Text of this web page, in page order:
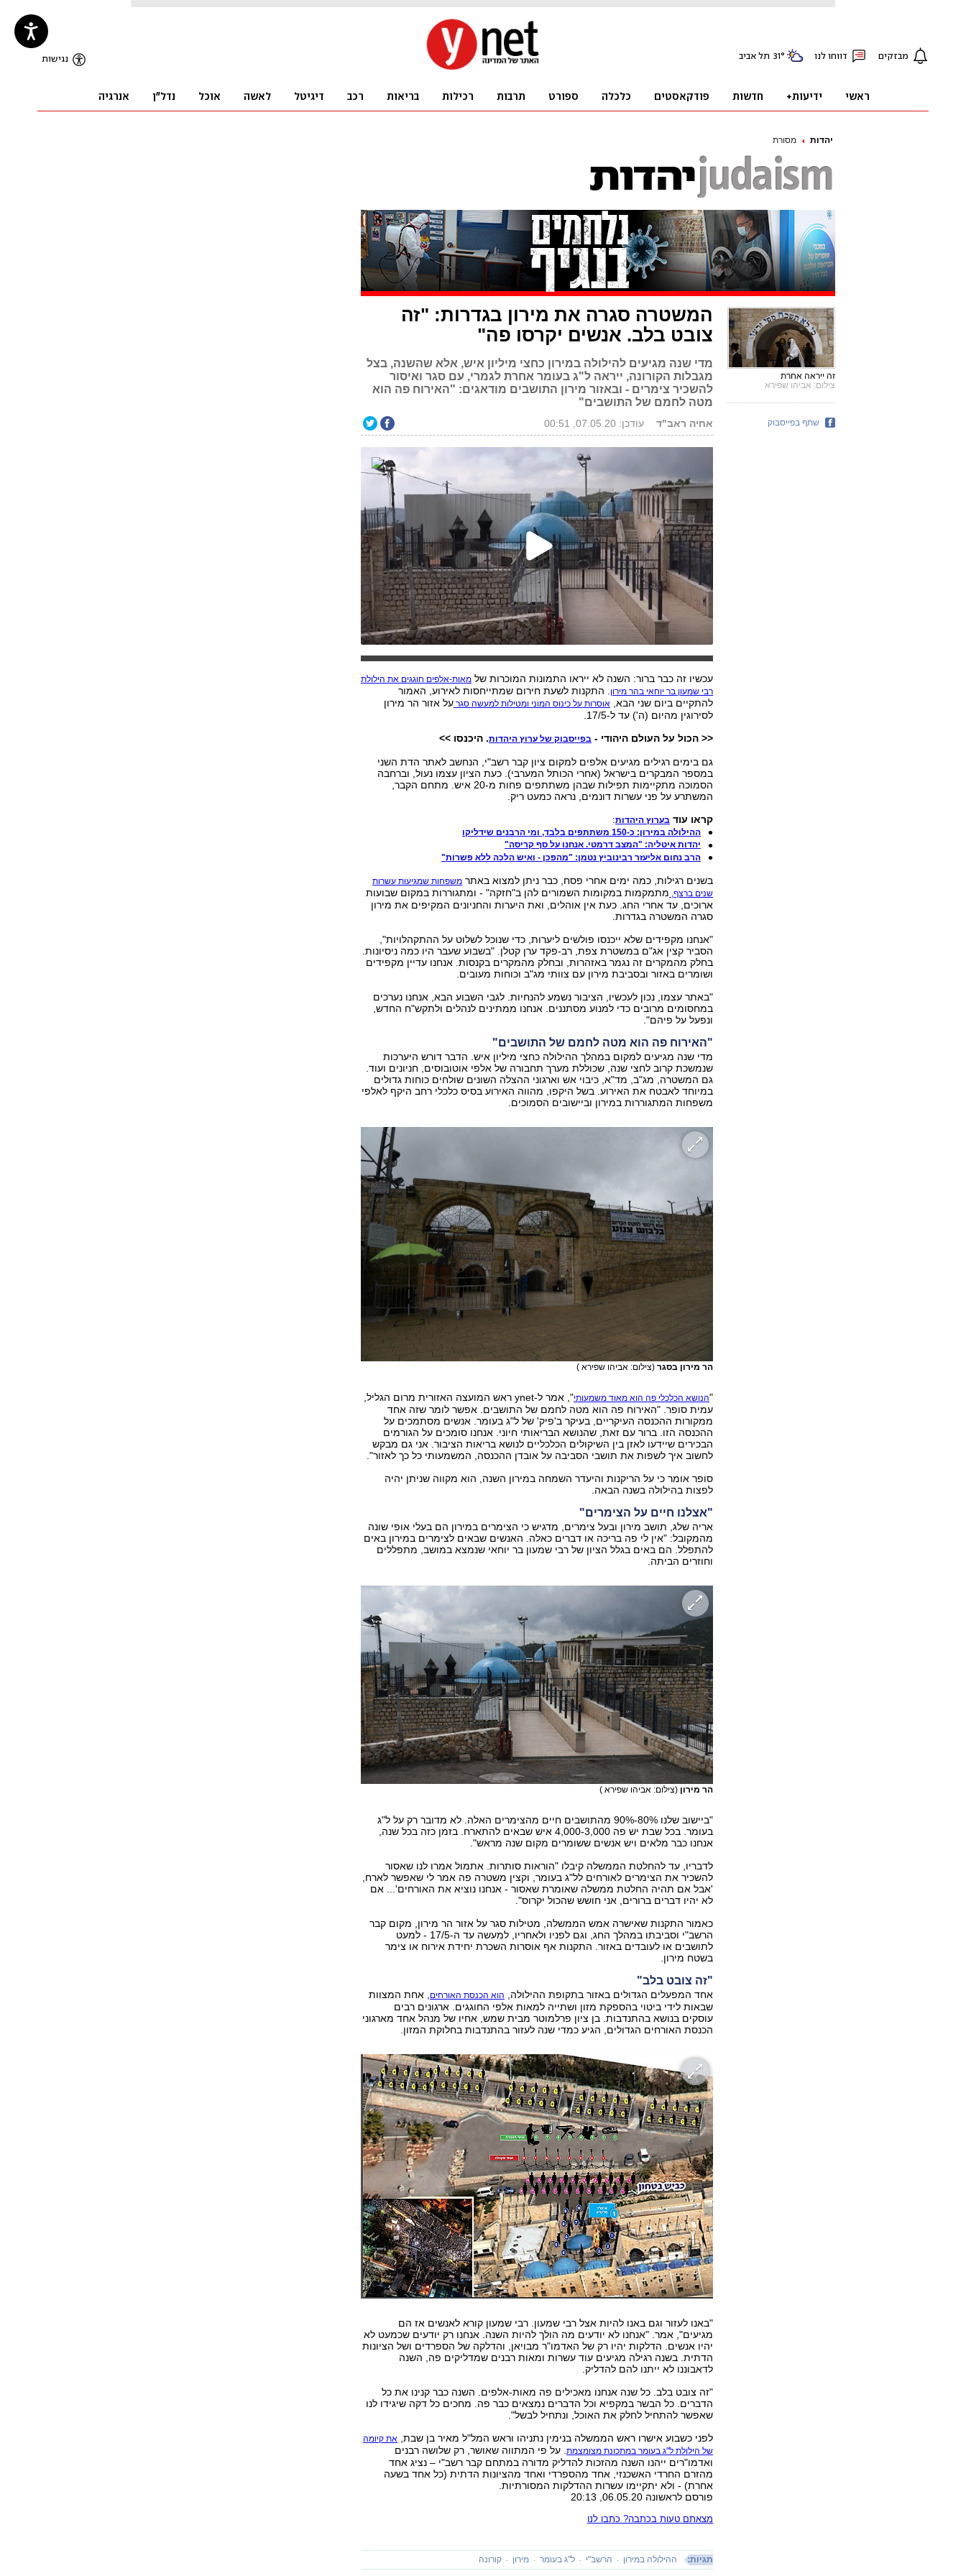
יהדות מסורת
המשטרה סגרה את מירון בגדרות: "זה
צובט בלב. אנשים יקרסו פה"
מדי שנה מגיעים להילולה במירון כחצי מיליון איש, אלא שהשנה, בצל
מגבלות הקורונה, ייראה ל"ג בעומר אחרת לגמרי, עם סגר ואיסור
להשכיר צימרים - ובאזור מירון התושבים מודאגים: "האירוח פה הוא
מטה לחמם של התושבים"
אחיה ראב"ד עודכן: 07.05.20, 00:51
עכשיו זה כבר ברור: השנה לא ייראו התמונות המוכרות של מאות-אלפים חוגגים את הילולת
רבי שמעון בר יוחאי בהר מירון
. התקנות לשעת חירום שמתייחסות לאירוע, האמור
להתקיים ביום שני הבא, אוסרות על כינוס המוני ומטילות למעשה סגר על אזור הר מירון
לסירוגין מהיום (ה') עד ל-17/5.
<< הכול על העולם היהודי - בפייסבוק של ערוץ היהדות. היכנסו >>
גם בימים רגילים מגיעים אלפים למקום ציון קבר רשב"י, הנחשב לאתר הדת השני
במספר המבקרים בישראל (אחרי הכותל המערבי). כעת הציון עצמו נעול, וברחבה
הסמוכה מתקיימות תפילות שבהן משתתפים פחות מ-20 איש. מתחם הקבר,
המשתרע על פני עשרות דונמים, נראה כמעט ריק.
קראו עוד בערוץ היהדות:
ההילולה במירון: כ-150 משתתפים בלבד, ומי הרבנים שידליקו
יהדות איטליה: "המצב דרמטי. אנחנו על סף קריסה"
הרב נחום אליעזר רבינוביץ נטמן: "מהפכן - ואיש הלכה ללא פשרות"
בשנים רגילות, כמה ימים אחרי פסח, כבר ניתן למצוא באתר משפחות שמגיעות עשרות
שנים ברצף, מתמקמות במקומות השמורים להן ב"חזקה" - ומתגוררות במקום שבועות
ארוכים, עד אחרי החג. כעת אין אוהלים, ואת היערות והחניונים המקיפים את מירון
סגרה המשטרה בגדרות.
"אנחנו מקפידים שלא ייכנסו פולשים ליערות, כדי שנוכל לשלוט על ההתקהלויות",
הסביר קצין אג"ם במשטרת צפת, רב-פקד ערן קטלן. "בשבוע שעבר היו כמה ניסיונות.
בחלק מהמקרים זה נגמר באזהרות, ובחלק מהמקרים בקנסות. אנחנו עדיין מקפידים
ושומרים באזור ובסביבת מירון עם צוותי מג"ב וכוחות מעובים.
"באתר עצמו, נכון לעכשיו, הציבור נשמע להנחיות. לגבי השבוע הבא, אנחנו נערכים
במחסומים מרובים כדי למנוע מסתננים. אנחנו ממתינים לנהלים ולתקש"ח החדש,
ונפעל על פיהם".
"האירוח פה הוא מטה לחמם של התושבים"
מדי שנה מגיעים למקום במהלך ההילולה כחצי מיליון איש. הדבר דורש היערכות
שנמשכת קרוב לחצי שנה, שכוללת מערך תחבורה של אלפי אוטובוסים, חניונים ועוד.
גם המשטרה, מג"ב, מד"א, כיבוי אש וארגוני ההצלה השונים שולחים כוחות גדולים
במיוחד לאבטח את האירוע. בשל היקפו, מהווה האירוע בסיס כלכלי רחב היקף לאלפי
משפחות המתגוררות במירון וביישובים הסמוכים.
הר מירון בסגר (צילום: אביהו שפירא )
"הנושא הכלכלי פה הוא מאוד משמעותי
", אמר ל-ynet ראש המועצה האזורית מרום הגליל,
עמית סופר. "האירוח פה הוא מטה לחמם של התושבים. אפשר לומר שזה אחד
ממקורות ההכנסה העיקריים, בעיקר ב'פיק' של ל"ג בעומר. אנשים מסתמכים על
ההכנסה הזו. ברור עם זאת, שהנושא הבריאותי חיוני. אנחנו סומכים על הגורמים
הבכירים שיידעו לאזן בין השיקולים הכלכליים לנושא בריאות הציבור. אני גם מבקש
לחשוב איך לשפות את תושבי הסביבה על אובדן ההכנסה, המשמעותי כל כך לאזור".
סופר אומר כי על הריקנות והיעדר השמחה במירון השנה, הוא מקווה שניתן יהיה
לפצות בהילולה בשנה הבאה.
"אצלנו חיים על הצימרים"
אריה שלג, תושב מירון ובעל צימרים, מדגיש כי הצימרים במירון הם בעלי אופי שונה
מהמקובל: "אין לי פה בריכה או דברים כאלה. האנשים שבאים לצימרים במירון באים
להתפלל. הם באים בגלל הציון של רבי שמעון בר יוחאי שנמצא במושב, מתפללים
וחוזרים הביתה.
הר מירון (צילום: אביהו שפירא )
"ביישוב שלנו 80%-90% מהתושבים חיים מהצימרים האלה. לא מדובר רק על ל"ג
בעומר. בכל שבת יש פה 4,000-3,000 איש שבאים להתארח. בזמן כזה בכל שנה,
אנחנו כבר מלאים ויש אנשים ששומרים מקום שנה מראש".
לדבריו, עד להחלטת הממשלה קיבלו "הוראות סותרות. אתמול אמרו לנו שאסור
להשכיר את הצימרים לאורחים לל"ג בעומר, וקצין משטרה פה אמר לי שאפשר לארח,
'אבל אם תהיה החלטת ממשלה שאומרת שאסור - אנחנו נוציא את האורחים'... אם
לא יהיו דברים ברורים, אני חושש שהכול יקרוס".
כאמור התקנות שאישרה אמש הממשלה, מטילות סגר על אזור הר מירון, מקום קבר
הרשב"י וסביבתו במהלך החג, וגם לפניו ולאחריו, למעשה עד ה-17/5 - למעט
לתושבים או לעובדים באזור. התקנות אף אוסרות השכרת יחידת אירוח או צימר
בשטח מירון.
"זה צובט בלב"
אחד המפעלים הגדולים באזור בתקופת ההילולה, הוא הכנסת האורחים
, אחת המצוות
שבאות לידי ביטוי בהספקת מזון ושתייה למאות אלפי החוגגים. ארגונים רבים
עוסקים בנושא בהתנדבות. בן ציון פרלמוטר מבית שמש, אחיו של מנהל אחד מארגוני
הכנסת האורחים הגדולים, הגיע כמדי שנה לעזור בהתנדבות בחלוקת המזון.
"באנו לעזור וגם באנו להיות אצל רבי שמעון. רבי שמעון קורא לאנשים אז הם
מגיעים", אמר. "אנחנו לא יודעים מה הולך להיות השנה. אנחנו רק יודעים שכמעט לא
יהיו אנשים. הדלקות יהיו רק של האדמו"ר מבויאן, והדלקה של הספרדים ושל הציונות
הדתית. בשנה רגילה מגיעים עוד עשרות ומאות רבנים שמדליקים פה, השנה
לדאבוננו לא ייתנו להם להדליק.
"זה צובט בלב. כל שנה אנחנו מאכילים פה מאות-אלפים. השנה כבר קנינו את כל
הדברים. כל הבשר במקפיא וכל הדברים נמצאים כבר פה. מחכים כל דקה שיגידו לנו
שאפשר להתחיל לחלק את האוכל, ונתחיל לבשל".
לפני כשבוע אישרו ראש הממשלה בנימין נתניהו וראש המל"ל מאיר בן שבת,
את קיומה
של הילולת ל"ג בעומר במתכונת מצומצמת. על פי המתווה שאושר, רק שלושה רבנים
ואדמו"רים ייהנו השנה מהזכות להדליק מדורה במתחם קבר רשב"י – נציג אחד
מהזרם החרדי האשכנזי, אחד מהספרדי ואחד מהציונות הדתית (כל אחד בשעה
אחרת) - ולא יתקיימו עשרות ההדלקות המסורתיות.
פורסם לראשונה 06.05.20, 20:13
מצאתם טעות בכתבה? כתבו לנו
תגיות: ההילולה במירון הרשב"י ל"ג בעומר מירון קורונה
זה ייראה אחרת
צילום: אביהו שפירא
שתף בפייסבוק